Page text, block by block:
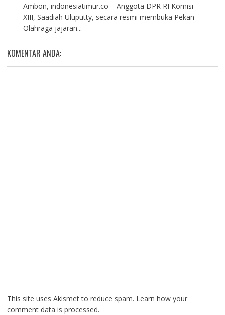
Ambon, indonesiatimur.co – Anggota DPR RI Komisi
XIII, Saadiah Uluputty, secara resmi membuka Pekan
Olahraga jajaran...
KOMENTAR ANDA:
This site uses Akismet to reduce spam. Learn how your
comment data is processed.